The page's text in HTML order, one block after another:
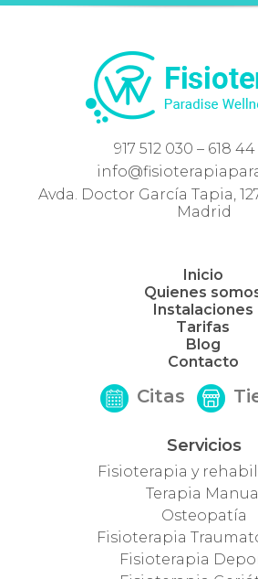
917 512 030 – 618 44
Avda. Doctor García Tapia,
Madrid
Inicio
Quienes
Instalaciones
Tarifas
Blog
Contacto
Citas
Servicios
Fisioterapia y
Terapia Manual
Osteopatía
Fisioterapia
Fisioterapia